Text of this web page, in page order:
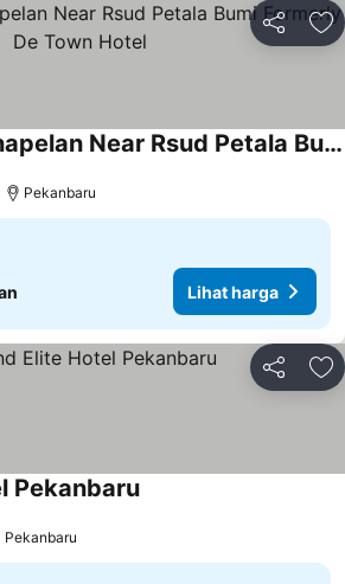
Kongsi
Collection O Senapelan Near Rsud Petala Bumi Formerly De Town Hotel
Pekanbaru
Lihat harga
Kongsi
Pekanbaru
Pekanbaru